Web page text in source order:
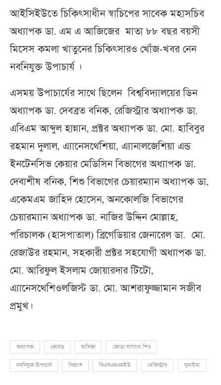
আইসিইউতে চিকিৎসাধীন স্বাচিপের সাবেক মহাসচিব
অধ্যাপক ডা. এম এ আজিজের মাতা ৮৮ বছর বয়সী
মিসেস কমলা খাতুনের চিকিৎসারও খোঁজ-খবর নেন
নবনিযুক্ত উপাচার্য ।
এসময় উপাচার্যের সাথে ছিলেন বিশ্ববিদ্যালয়ের ডিন
অধ্যাপক ডা. দেবব্রত বনিক, রেজিস্ট্রার অধ্যাপক ডা.
এবিএম আব্দুল হান্নান, প্রক্টর অধ্যাপক ডা. মো. হাবিবুর
রহমান দুলাল, এ্যানেসথেশিয়া, এ্যানালজেশিয়া এন্ড
ইনটেনসিভ কেয়ার মেডিসিন বিভাগের অধ্যাপক ডা.
দেবাশীষ বনিক, শিশু বিভাগের চেয়ারম্যান অধ্যাপক ডা,
একেমএম জাহিদ হোসেন, অনকোলজি বিভাগের
চেয়ারম্যান অধ্যাপক ডা. নাজির উদ্দিন মোল্লাহ,
পরিচালক (হাসপাতাল) ব্রিগেডিয়ার জেনারেল ডা. মো.
রেজাউর রহমান, সহকারী প্রক্টর সহযোগী অধ্যাপক ডা.
মো. আরিফুল ইসলাম জোয়ারদার টিটো,
এ্যানেসথেশিওলজিস্ট ডা. মো. আশরাফুজ্জামান সজীব
প্রমুখ।
অধ্যাপক কোমড় খাদিজা জোড়া লাগনো শিশু
নবনিযুক্ত উপাচার্য নিম্নাংশ বিএসএমএমইউ রেজিস্ট্রার সুমাইয়া